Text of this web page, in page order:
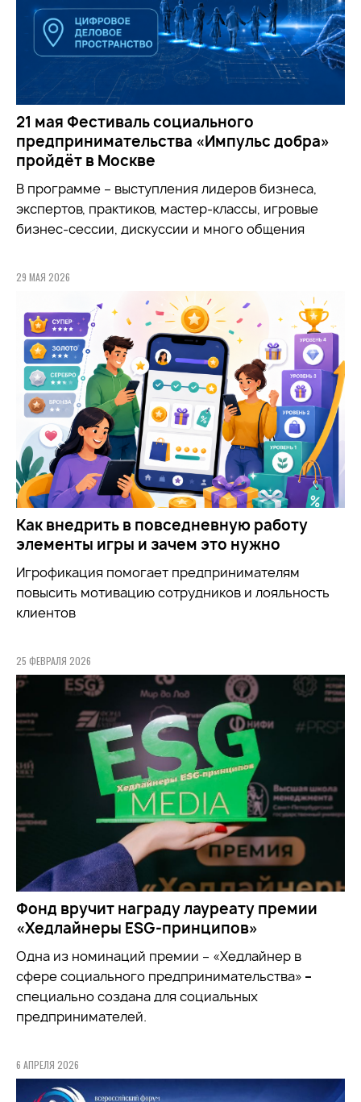
21 мая Фестиваль социального
предпринимательства «Импульс добра»
пройдёт в Москве
В программе – выступления лидеров бизнеса,
экспертов, практиков, мастер-классы, игровые
бизнес-сессии, дискуссии и много общения
29 МАЯ 2026
Как внедрить в повседневную работу
элементы игры и зачем это нужно
Игрофикация помогает предпринимателям
повысить мотивацию сотрудников и лояльность
клиентов
25 ФЕВРАЛЯ 2026
Фонд вручит награду лауреату премии
«Хедлайнеры ESG-принципов»
Одна из номинаций премии – «Хедлайнер в
сфере социального предпринимательства» –
специально создана для социальных
предпринимателей.
6 АПРЕЛЯ 2026